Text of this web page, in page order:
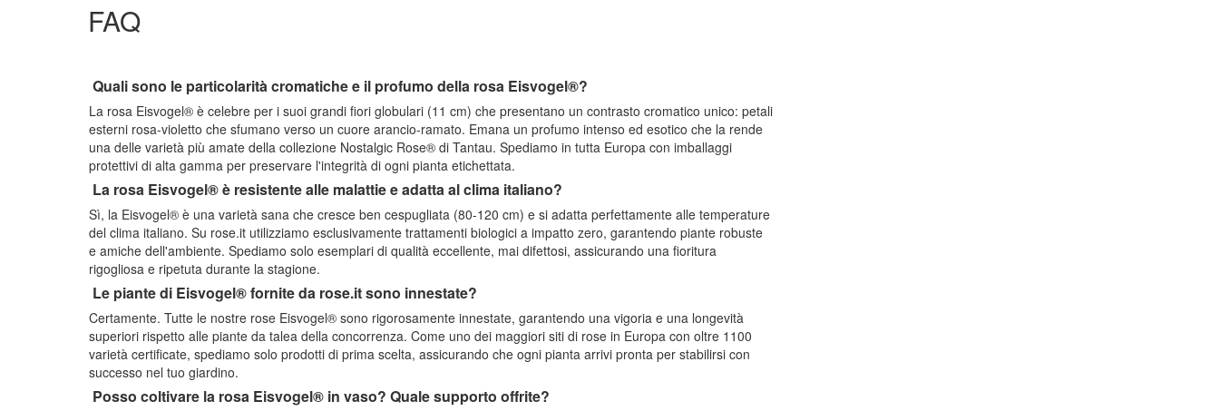
FAQ
Quali sono le particolarità cromatiche e il profumo della rosa Eisvogel®?
La rosa Eisvogel® è celebre per i suoi grandi fiori globulari (11 cm) che presentano un contrasto cromatico unico: petali
esterni rosa-violetto che sfumano verso un cuore arancio-ramato. Emana un profumo intenso ed esotico che la rende
una delle varietà più amate della collezione Nostalgic Rose® di Tantau. Spediamo in tutta Europa con imballaggi
protettivi di alta gamma per preservare l'integrità di ogni pianta etichettata.
La rosa Eisvogel® è resistente alle malattie e adatta al clima italiano?
Sì, la Eisvogel® è una varietà sana che cresce ben cespugliata (80-120 cm) e si adatta perfettamente alle temperature
del clima italiano. Su rose.it utilizziamo esclusivamente trattamenti biologici a impatto zero, garantendo piante robuste
e amiche dell'ambiente. Spediamo solo esemplari di qualità eccellente, mai difettosi, assicurando una fioritura
rigogliosa e ripetuta durante la stagione.
Le piante di Eisvogel® fornite da rose.it sono innestate?
Certamente. Tutte le nostre rose Eisvogel® sono rigorosamente innestate, garantendo una vigoria e una longevità
superiori rispetto alle piante da talea della concorrenza. Come uno dei maggiori siti di rose in Europa con oltre 1100
varietà certificate, spediamo solo prodotti di prima scelta, assicurando che ogni pianta arrivi pronta per stabilirsi con
successo nel tuo giardino.
Posso coltivare la rosa Eisvogel® in vaso? Quale supporto offrite?